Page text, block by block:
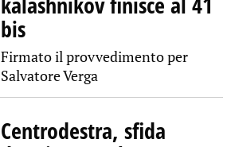
bis
Firmato il provvedimento per
Salvatore Verga
Centrodestra, sfida